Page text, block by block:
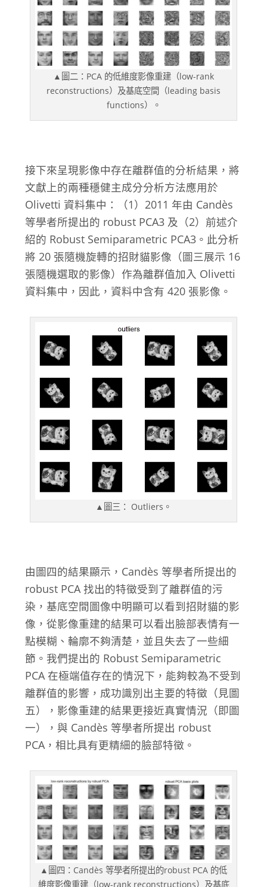
▲圖二：PCA 的低維度影像重建（low-rank
reconstructions）及基底空間（leading basis
functions）。
接下來呈現影像中存在離群值的分析結果，將
文獻上的兩種穩健主成分分析方法應用於
Olivetti 資料集中：（1）2011 年由 Candès
等學者所提出的 robust PCA3 及（2）前述介
紹的 Robust Semiparametric PCA3 。此分析
將 20 張隨機旋轉的招財貓影像（圖三展示 16
張隨機選取的影像）作為離群值加入 Olivetti
資料集中，因此，資料中含有 420 張影像。
▲圖三： Outliers。
由圖四的結果顯示，Candès 等學者所提出的
robust PCA 找出的特徵受到了離群值的污
染，基底空間圖像中明顯可以看到招財貓的影
像，從影像重建的結果可以看出臉部表情有一
點模糊、輪廓不夠清楚，並且失去了一些細
節。我們提出的 Robust Semiparametric
PCA 在極端值存在的情況下，能夠較為不受到
離群值的影響，成功識別出主要的特徵（見圖
五），影像重建的結果更接近真實情況（即圖
一），與 Candès 等學者所提出 robust
PCA，相比具有更精細的臉部特徵。
▲圖四：Candès 等學者所提出的robust PCA 的低
維度影像重建（low-rank reconstructions）及基底